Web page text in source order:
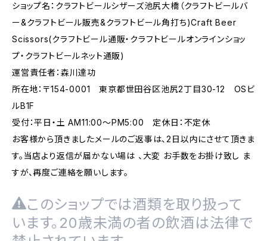
ショップ名：クラフトビールシザーズ池尻大橋（クラフトビールバ
ー&クラフトビール販売&クラフトビール角打ち)Craft Beer
Scissors(クラフトビール通販・クラフトビールオンラインショッ
プ・クラフトビールネット通販)
運営責任者：森川達功
所在地：〒154-0001 東京都世田谷区池尻2丁目30-12 OSビ
ルB1F
受付：平日・土 AM11:00～PM5:00 定休日：不定休
お客様から頂きましたメールのご返事は、2日以内にさせて頂きま
す。当店より返信が届かない場は 、大変 お手数をお掛け致し ま
すが、再度ご連絡を願いします。
このショップでは酒類を取り扱って
います。20歳未満の者の飲酒は法律で